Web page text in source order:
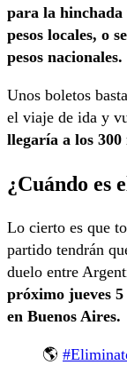
para la hinchada
pesos locales, o
pesos nacionales.
Unos boletos
el viaje de ida y
llegaría a los 300
¿Cuándo es
Lo cierto es que
partido tendrán
duelo entre
próximo jueves
en Buenos Aires.
🌎